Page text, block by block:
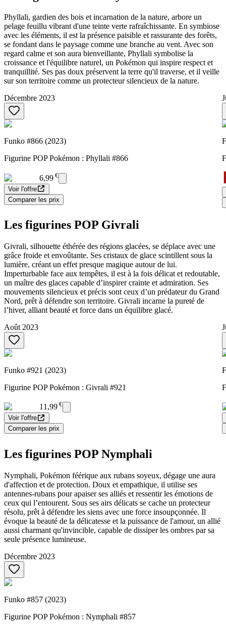
Phyllali, gardien des bois et incarnation de la nature, arbore un
pelage feuillu vibrant d'une teinte verte rafraîchissante. En symbiose
avec les éléments, il est la présence paisible et rassurante des forêts,
se fondant dans le paysage comme une branche au vent. Avec son
regard calme et son aura bienveillante, Phyllali symbolise la
croissance et l'équilibre naturel, un Pokémon qui inspire respect et
tranquillité. Ses pas doux préservent la terre qu'il traverse, et il veille
sur son territoire comme un protecteur silencieux de la nature.
Décembre 2023
Funko #866 (2023)
Figurine POP Pokémon : Phyllali #866
6,99 €
Voir l'offre
Comparer les prix
Les figurines POP Givrali
Givrali, silhouette éthérée des régions glacées, se déplace avec une
grâce froide et envoûtante. Ses cristaux de glace scintillent sous la
lumière, créant un effet presque magique autour de lui.
Imperturbable face aux tempêtes, il est à la fois délicat et redoutable,
un maître des glaces capable d’inspirer crainte et admiration. Ses
mouvements silencieux et précis sont ceux d’un prédateur du Grand
Nord, prêt à défendre son territoire. Givrali incarne la pureté de
l’hiver, alliant beauté et force dans un équilibre glacé.
Août 2023
Funko #921 (2023)
Figurine POP Pokémon : Givrali #921
11,99 €
Voir l'offre
Comparer les prix
Les figurines POP Nymphali
Nymphali, Pokémon féérique aux rubans soyeux, dégage une aura
d'affection et de protection. Doux et empathique, il utilise ses
antennes-rubans pour apaiser ses alliés et ressentir les émotions de
ceux qui l’entourent. Sous ses airs délicats se cache un protecteur
résolu, prêt à défendre les siens avec une force insoupçonnée. Il
évoque la beauté de la délicatesse et la puissance de l'amour, un allié
aussi charmant qu'invincible, capable de dissiper les ombres par sa
seule présence lumineuse.
Décembre 2023
Funko #857 (2023)
Figurine POP Pokémon : Nymphali #857